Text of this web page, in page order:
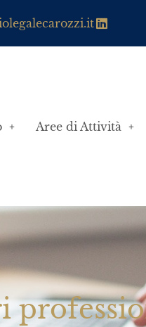
Aree di Attività